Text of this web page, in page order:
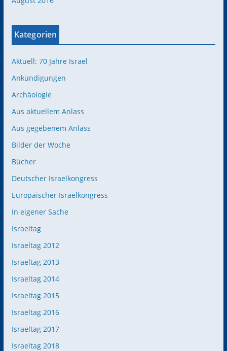
Kategorien
Aktuell: 70 Jahre Israel
Ankündigungen
Archäologie
Aus aktuellem Anlass
Aus gegebenem Anlass
Bilder der Woche
Bücher
Deutscher Israelkongress
Europäischer Israelkongress
In eigener Sache
Israeltag
Israeltag 2012
Israeltag 2013
Israeltag 2014
Israeltag 2015
Israeltag 2016
Israeltag 2017
Israeltag 2018